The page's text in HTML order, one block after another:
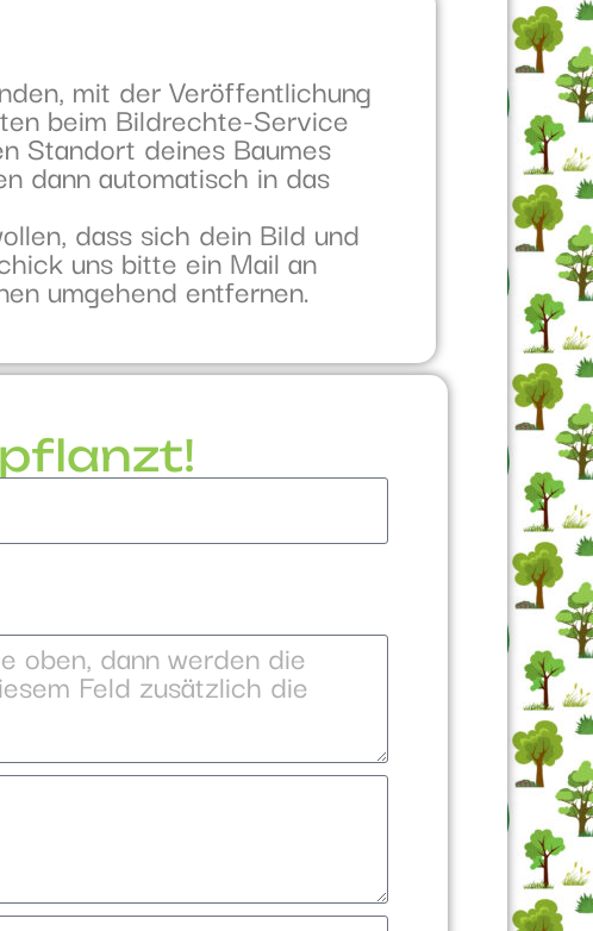
mit der Veröffentlichung
beim Bildrechte-Service
Standort deines Baumes
dann automatisch in das
dass sich dein Bild und
uns bitte ein Mail an
umgehend entfernen.